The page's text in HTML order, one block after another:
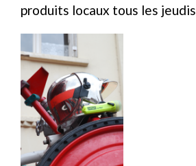
produits locaux tous les jeudis